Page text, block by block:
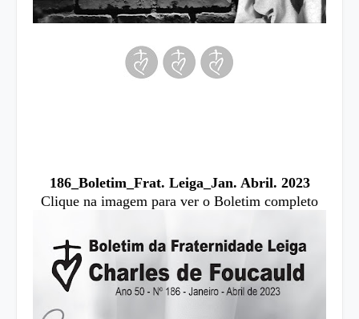
186_Boletim_Frat. Leiga_Jan. Abril. 2023
Clique na imagem para ver o Boletim completo